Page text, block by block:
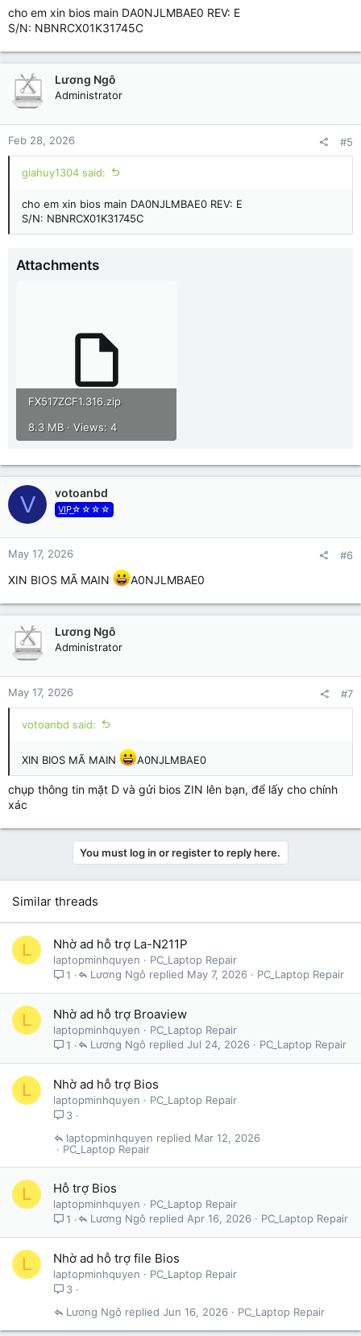
cho em xin bios main DA0NJLMBAE0 REV: E
S/N: NBNRCX01K31745C
Lương Ngô
Administrator
Feb 28, 2026 #5
giahuy1304 said:
cho em xin bios main DA0NJLMBAE0 REV: E
S/N: NBNRCX01K31745C
Attachments
FX517ZCF1.316.zip
8.3 MB · Views: 4
V votoanbd
V͟I͟P͟☆☆☆☆
May 17, 2026 #6
XIN BIOS MÃ MAIN A0NJLMBAE0
Lương Ngô
Administrator
May 17, 2026 #7
votoanbd said:
XIN BIOS MÃ MAIN A0NJLMBAE0
chụp thông tin mặt D và gửi bios ZIN lên bạn, để lấy cho chính
xác
You must log in or register to reply here.
Similar threads
L Nhờ ad hỗ trợ La-N211P
laptopminhquyen
PC_Laptop Repair
1
PC_Laptop Repair
May 7, 2026
Lương Ngô
L Nhờ ad hỗ trợ Broaview
laptopminhquyen
PC_Laptop Repair
1
PC_Laptop Repair
Jul 24, 2026
Lương Ngô
L Nhờ ad hỗ trợ Bios
laptopminhquyen
PC_Laptop Repair
3
PC_Laptop Repair
Mar 12, 2026
laptopminhquyen
L Hỗ trợ Bios
laptopminhquyen
PC_Laptop Repair
1
PC_Laptop Repair
Apr 16, 2026
Lương Ngô
L Nhờ ad hỗ trợ file Bios
laptopminhquyen
PC_Laptop Repair
3
PC_Laptop Repair
Jun 16, 2026
Lương Ngô